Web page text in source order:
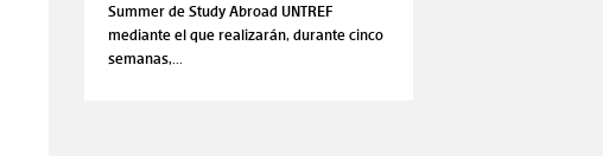
Summer de Study Abroad UNTREF
mediante el que realizarán, durante cinco
semanas,...